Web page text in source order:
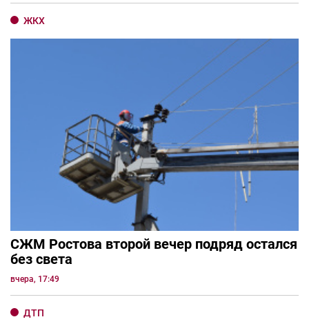
ЖКХ
СЖМ Ростова второй вечер подряд остался
без света
вчера, 17:49
ДТП